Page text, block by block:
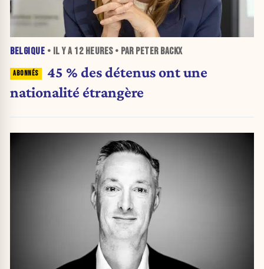
BELGIQUE • IL Y A 12 HEURES• PAR PETER BACKX
45 % des détenus ont une
nationalité étrangère